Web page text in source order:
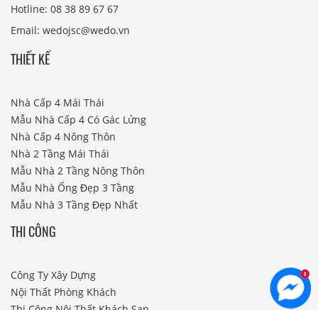
Hotline: 08 38 89 67 67
Email: wedojsc@wedo.vn
THIẾT KẾ
Nhà Cấp 4 Mái Thái
Mẫu Nhà Cấp 4 Có Gác Lửng
Nhà Cấp 4 Nông Thôn
Nhà 2 Tầng Mái Thái
Mẫu Nhà 2 Tầng Nông Thôn
Mẫu Nhà Ống Đẹp 3 Tầng
Mẫu Nhà 3 Tầng Đẹp Nhất
THI CÔNG
Công Ty Xây Dựng
Nội Thất Phòng Khách